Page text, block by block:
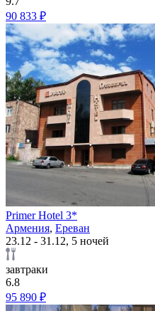
90 833 ₽
Primer Hotel 3*
Армения, Ереван
23.12 - 31.12, 5 ночей
завтраки
6.8
95 890 ₽